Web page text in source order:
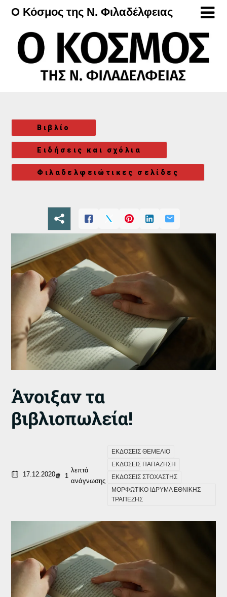
Μετάβαση
περιεχόμενο
Ο Κόσμος της Ν. Φιλαδέλφειας
Βιβλίο
Ειδήσεις και σχόλια
Φιλαδελφειώτικες σελίδες
Άνοιξαν τα
βιβλιοπωλεία!
17.12.2020 1
λεπτά
ανάγνωσης
ΕΚΔΟΣΕΙΣ ΘΕΜΕΛΙΟ
ΕΚΔΟΣΕΙΣ ΠΑΠΑΖΗΣΗ
ΕΚΔΟΣΕΙΣ ΣΤΟΧΑΣΤΗΣ
ΜΟΡΦΩΤΙΚΟ ΙΔΡΥΜΑ ΕΘΝΙΚΗΣ
ΤΡΑΠΕΖΗΣ